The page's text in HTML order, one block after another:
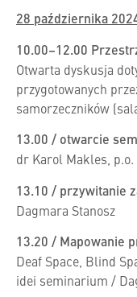
28 października
10.00–12.00
Otwarta dyskusja
przygotowanych
samorzeczników
13.00 / otwarcie
dr Karol Makles,
13.10 / przywitanie
Dagmara Stanosz
13.20 / Mapowanie
Deaf Space, Blind
idei seminarium /